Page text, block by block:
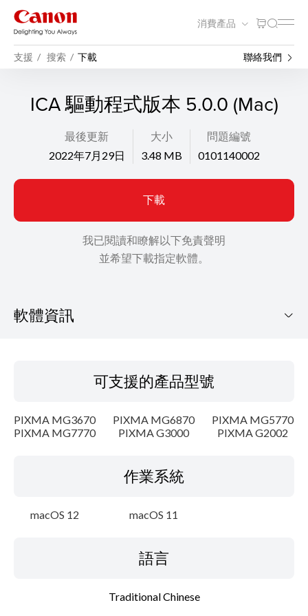
消費產品
支援 搜索 下載 聯絡我們
ICA 驅動程式版本 5.0.0 (Mac)
最後更新
2022年7月29日
大小
3.48 MB
問題編號
0101140002
下載
我已閱讀和瞭解以下免責聲明
並希望下載指定軟體。
軟體資訊
語言
可支援的產品型號
PIXMA MG3670 PIXMA MG6870
PIXMA MG5770
PIXMA MG7770
PIXMA G3000 PIXMA G2002
作業系統
macOS 12 macOS 11
語言
Traditional Chinese